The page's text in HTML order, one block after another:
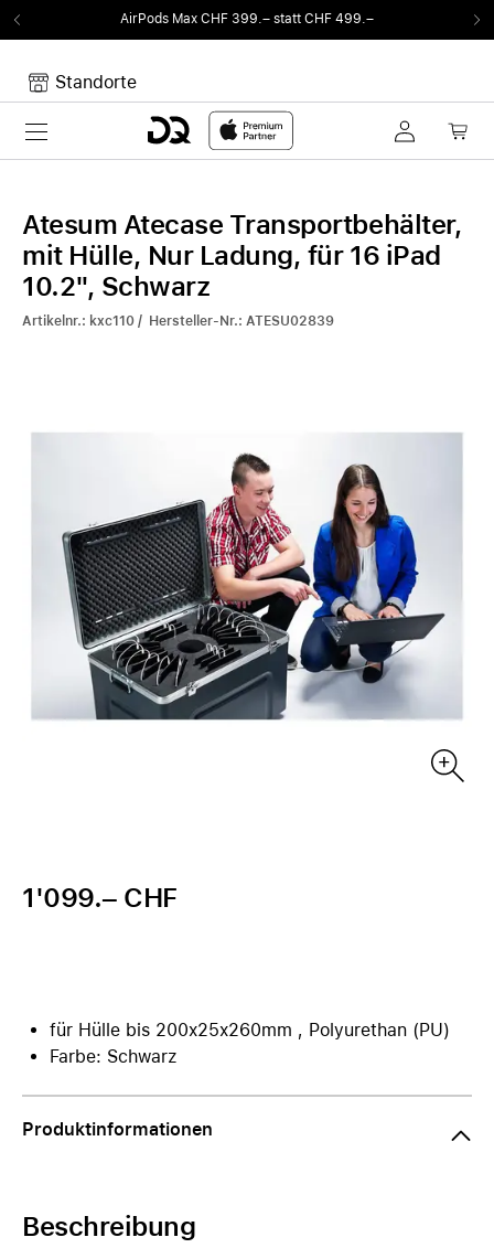
AirPods Max CHF 399.– statt CHF 499.–
Standorte
Toggle navigation
Atesum Atecase Transportbehälter,
mit Hülle, Nur Ladung, für 16 iPad
10.2", Schwarz
Artikelnr.: kxc110 / Hersteller-Nr.: ATESU02839
1'099.– CHF
für Hülle bis 200x25x260mm , Polyurethan (PU)
Farbe: Schwarz
Produktinformationen
Beschreibung